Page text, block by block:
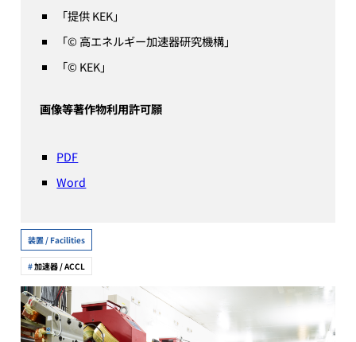
「提供 KEK」
「© 高エネルギー加速器研究機構」
「© KEK」
画像等著作物利用許可願
PDF
Word
装置 / Facilities
加速器 / ACCL